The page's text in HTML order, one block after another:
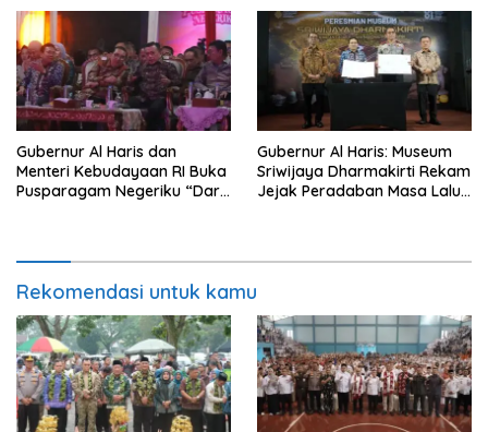
Gubernur Al Haris dan
Menteri Kebudayaan RI Buka
Pusparagam Negeriku “Dari
Gubernur Al Haris: Museum
Sriwijaya Dharmakirti Rekam
Jejak Peradaban Masa Lalu
Rekomendasi untuk kamu